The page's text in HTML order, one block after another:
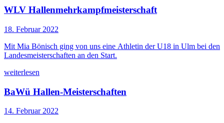
WLV Hallenmehrkampfmeisterschaft
18. Februar 2022
Mit Mia Bönisch ging von uns eine Athletin der U18 in Ulm bei den
Landesmeisterschaften an den Start.
weiterlesen
BaWü Hallen-Meisterschaften
14. Februar 2022